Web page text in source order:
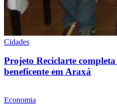
Cidades
Projeto Reciclarte
beneficente em Araxá
Economia